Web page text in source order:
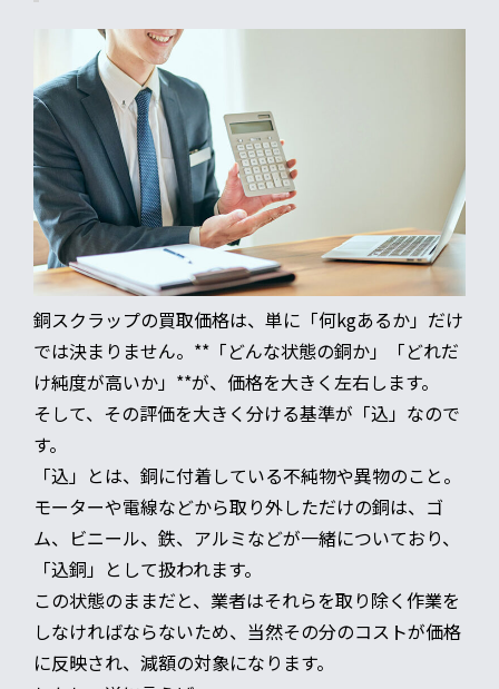
銅スクラップの買取価格は、単に「何kgあるか」だけ
では決まりません。**「どんな状態の銅か」「どれだ
け純度が高いか」**が、価格を大きく左右します。
そして、その評価を大きく分ける基準が「込」なので
す。
「込」とは、銅に付着している不純物や異物のこと。
モーターや電線などから取り外しただけの銅は、ゴ
ム、ビニール、鉄、アルミなどが一緒についており、
「込銅」として扱われます。
この状態のままだと、業者はそれらを取り除く作業を
しなければならないため、当然その分のコストが価格
に反映され、減額の対象になります。